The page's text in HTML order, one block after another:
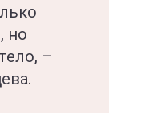
но
–